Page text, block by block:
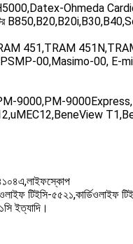
Ohmeda
451,TRAM
00,Masimo-00, E-
9000,PM-
টিইসি-৫৫২১,কার্ডিওলাইফ
ইত্যাদি।